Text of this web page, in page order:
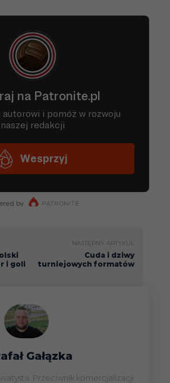
Panini,
nie znałeś.
i goli
NASTĘPNY ARTYKUŁ
Cuda i dziwy
turniejowych formatów
Gałązka
Przeciwnik komercjalizacji